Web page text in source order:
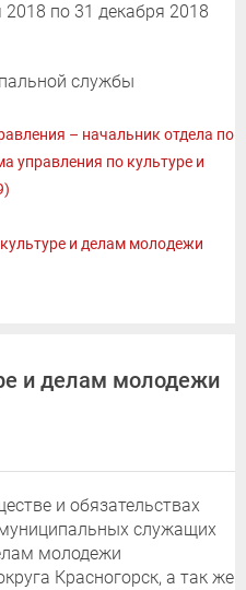
по 31 декабря 2018
службы
– начальник отдела по
управления по культуре и
и делам молодежи
и делам молодежи
и обязательствах
служащих
молодежи
Красногорск, а так же